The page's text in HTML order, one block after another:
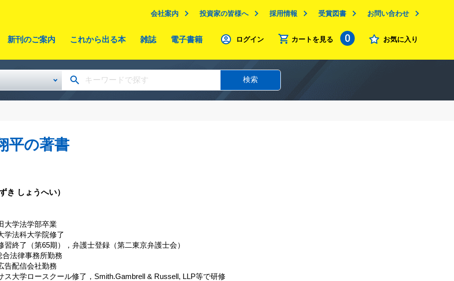
会社案内 投資家の皆様へ 採用情報 受賞図書 お問い合わせ
新刊のご案内 これから出る本 雑誌 電子書籍 ログイン カートを見る 0 お気に入り
検索
平の著書
き しょうへい）
大学法学部卒業
学法科大学院修了
習終了（第65期），弁護士登録（第二東京弁護士会）
合法律事務所勤務
告配信会社勤務
ス大学ロースクール修了，Smith.Gambrell & Russell, LLP等で研修